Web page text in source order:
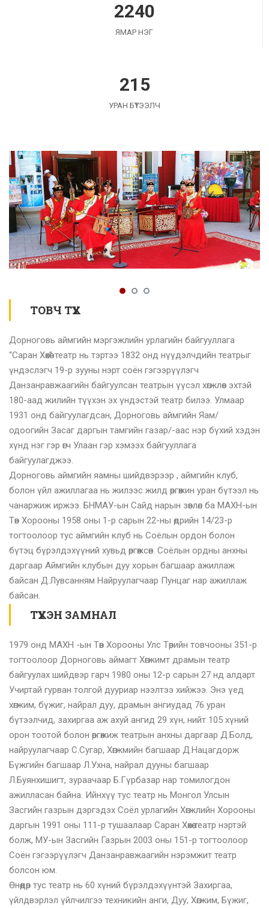
2240
ЯМАР НЭГ
215
УРАН БҮТЭЭЛЧ
ТОВЧ ТҮҮХ
Дорноговь аймгийн мэргэжлийн урлагийн байгууллага
“Саран Хөхөө” театр нь тэртээ 1832 онд нүүдэлчдийн театрыг
үндэслэгч 19-р зууны нэрт соён гэгээрүүлэгч
Данзанравжаагийн байгуулсан театрын үүсэл хөгжлөөс эхтэй
180-аад жилийн түүхэн эх үндэстэй театр билээ. Улмаар
1931 онд байгуулагдсан, Дорноговь аймгийн Яам/
одоогийн Засаг даргын тамгийн газар/-аас нэр бүхий хэдэн
хүнд нэг гэр өгч Улаан гэр хэмээх байгууллага
байгуулагджээ.
Дорноговь аймгийн яамны шийдвэрээр , аймгийн клуб,
болон үйл ажиллагаа нь жилээс жилд өргөжин уран бүтээл нь
чанаржиж иржээ. БНМАУ-ын Сайд нарын зөвлөл ба МАХН-ын
Төв Хорооны 1958 оны 1-р сарын 22-ны өдрийн 14/23-р
тогтоолоор тус аймгийн клуб нь Соёлын ордон болон
бүтэц бүрэлдэхүүний хувьд өргөжсөн. Соёлын ордны анхны
даргаар Аймгийн клубын дуу хорын багшаар ажиллаж
байсан Д.Лувсанням Найруулагчаар Пунцаг нар ажиллаж
байсан.
ТҮҮХЭН ЗАМНАЛ
1979 онд МАХН -ын Төв Хорооны Улс Төрийн товчооны 351-р
тогтоолоор Дорноговь аймагт Хөгжимт драмын театр
байгуулах шийдвэр гарч 1980 оны 12-р сарын 27 нд алдарт
Учиртай гурван толгой дууриар нээлтээ хийжээ. Энэ үед
хөгжим, бүжиг, найрал дуу, драмын ангиудад 76 уран
бүтээлчид, захиргаа аж ахуй ангид 29 хүн, нийт 105 хүний
орон тоотой болон өргөжиж театрын анхны даргаар Д.Болд,
найруулагчаар С.Сугар, Хөгжмийн багшаар Д.Нацагдорж
Бүжгийн багшаар Л.Ухна, найрал дууны багшаар
Л.Буянхишигт, зураачаар Б.Гүрбазар нар томилогдон
ажилласан байна. Ийнхүү тус театр нь Монгол Улсын
Засгийн газрын дэргэдэх Соёл урлагийн Хөгжлийн Хорооны
даргын 1991 оны 111-р тушаалаар Саран Хөхөө театр нэртэй
болж, МУ-ын Засгийн Газрын 2003 оны 151-р тогтоолоор
Соён гэгээрүүлэгч Данзанравжаагийн нэрэмжит театр
болсон юм.
Өнөөдөр тус театр нь 60 хүний бүрэлдэхүүнтэй Захиргаа,
үйлдвэрлэл үйлчилгээ техникийн анги, Дуу, Хөгжим, Бүжиг,